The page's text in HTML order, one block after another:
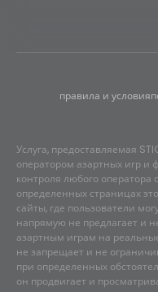
правила и условия
Услуга, предоставляемая
оператором азартных игр и
контроля любого
определенных страницах
сайты, где пользователи
напрямую не предлагает и
азартным играм на
не запрещает и не
при определенных
он продвигает и